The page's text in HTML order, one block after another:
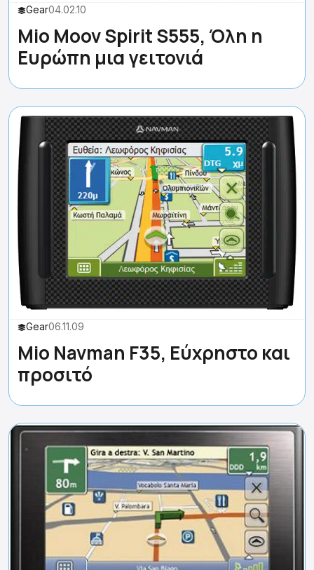
Gear04.02.10
Mio Moov Spirit S555, Όλη η
Ευρώπη μια γειτονιά
Gear06.11.09
Mio Navman F35, Εύχρηστο και
προσιτό